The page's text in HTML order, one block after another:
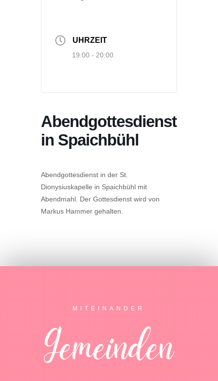
UHRZEIT
19:00 - 20:00
Abendgottesdienst
in Spaichbühl
Abendgottesdienst in der St.
Dionysiuskapelle in Spaichbühl mit
Abendmahl. Der Gottesdienst wird von
Markus Hammer gehalten.
MITEINANDER
Gemeinden